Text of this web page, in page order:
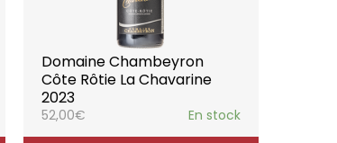
Domaine Chambeyron
Côte Rôtie La Chavarine
2023
52,00€ En stock